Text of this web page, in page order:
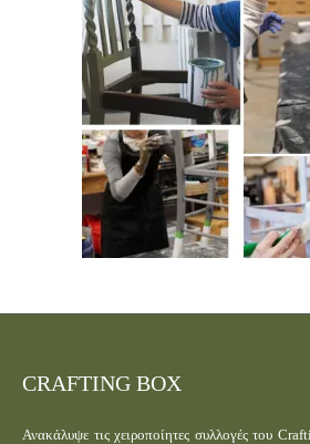
CRAFTING BOX
Ανακάλυψε τις χειροποίητες συλλογές του